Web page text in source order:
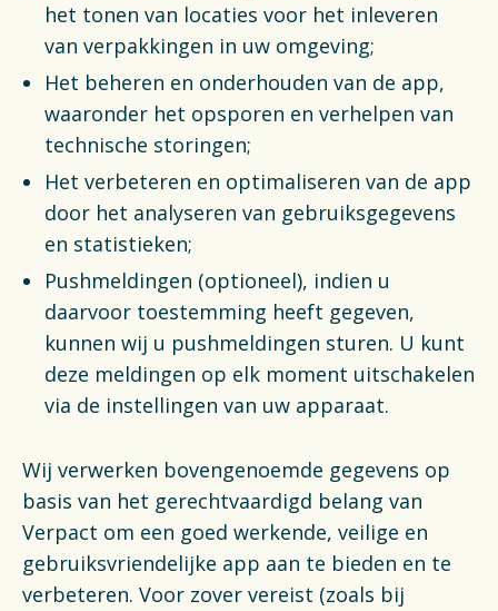
het tonen van locaties voor het inleveren
van verpakkingen in uw omgeving;
Het beheren en onderhouden van de app,
waaronder het opsporen en verhelpen van
technische storingen;
Het verbeteren en optimaliseren van de app
door het analyseren van gebruiksgegevens
en statistieken;
Pushmeldingen (optioneel), indien u
daarvoor toestemming heeft gegeven,
kunnen wij u pushmeldingen sturen. U kunt
deze meldingen op elk moment uitschakelen
via de instellingen van uw apparaat.
Wij verwerken bovengenoemde gegevens op
basis van het gerechtvaardigd belang van
Verpact om een goed werkende, veilige en
gebruiksvriendelijke app aan te bieden en te
verbeteren. Voor zover vereist (zoals bij